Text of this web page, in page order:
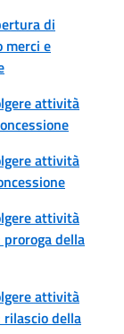
di
merci e
attività
attività
attività
della
attività
della